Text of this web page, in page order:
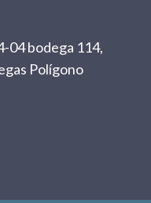
04 bodega 114,
Polígono